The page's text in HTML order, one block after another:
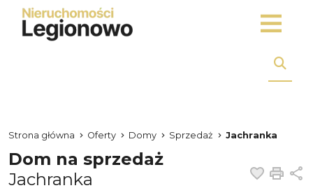
Strona główna Oferty Domy Sprzedaż Jachranka
Dom na sprzedaż
Jachranka
Dodaj